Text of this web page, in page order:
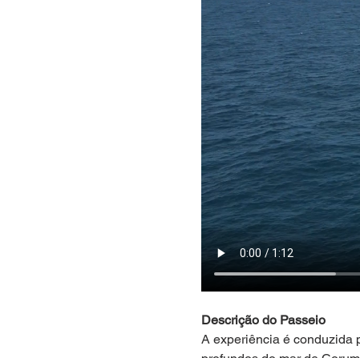
Descrição do Passeio
A experiência é conduzida